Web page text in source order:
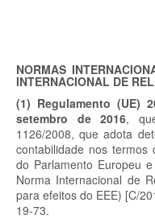
NORMAS
INTERNACIONAL DE
(1) Regulamento (UE)
setembro de 2016,
1126/2008, que adota
contabilidade nos termos
do Parlamento Europeu
Norma Internacional de
para efeitos do EEE) [C/
19-73.